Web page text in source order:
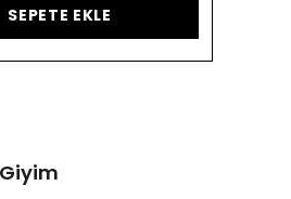
SEPETE EKLE